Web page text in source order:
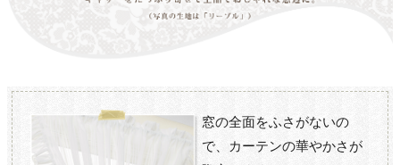
窓の全面をふさがないの
で、カーテンの華やかさが